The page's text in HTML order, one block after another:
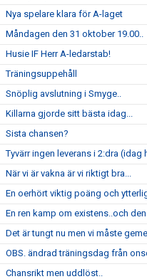
Nya spelare klara för A-laget
Måndagen den 31 oktober 19.00..
Husie IF Herr A-ledarstab!
Träningsuppehåll
Snöplig avslutning i Smyge..
Killarna gjorde sitt bästa idag...
Sista chansen?
Tyvärr ingen leverans i 2:dra (idag
När vi är vakna är vi riktigt bra...
En oerhört viktig poäng och
En ren kamp om existens..och
Det är tungt nu men vi måste
OBS. ändrad träningsdag från
Chansrikt men uddlöst..